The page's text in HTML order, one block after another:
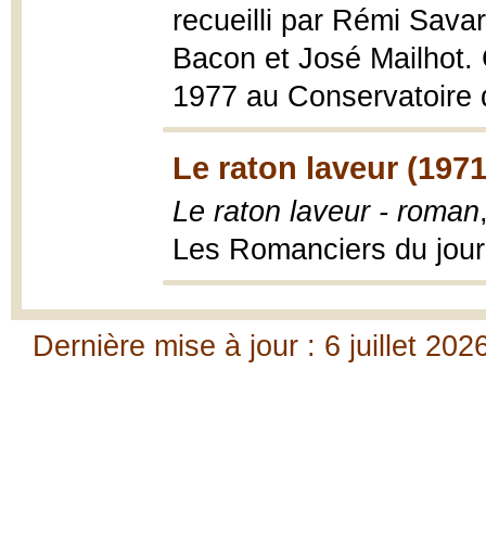
recueilli par Rémi
Bacon et José
1977 au Conservatoire
Le raton laveur
Le raton laveur - roman
Les Romanciers du
Dernière mise à jour : 6 juillet